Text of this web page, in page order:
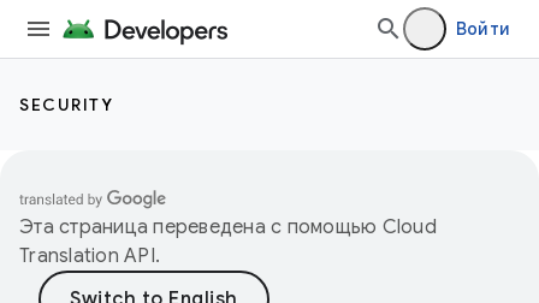
Войти
SECURITY
Эта страница переведена с помощью Cloud
Translation API.